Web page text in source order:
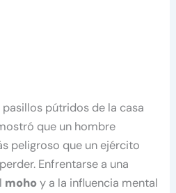
pútridos de la casa
que un hombre
peligroso que un ejército
Enfrentarse a una
mohoy a la influencia mental